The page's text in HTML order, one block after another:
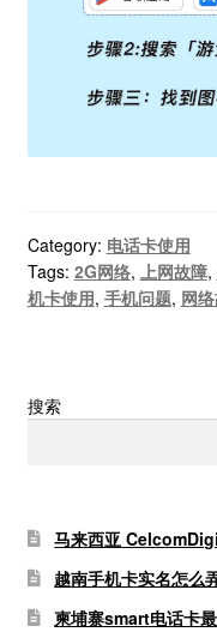
Category: 电话卡使用
Tags: 2G网络, 上网故障,
机卡使用, 手机问题, 网
搜索
马来西亚
越南手机卡实名怎么
柬埔寨smart电话卡